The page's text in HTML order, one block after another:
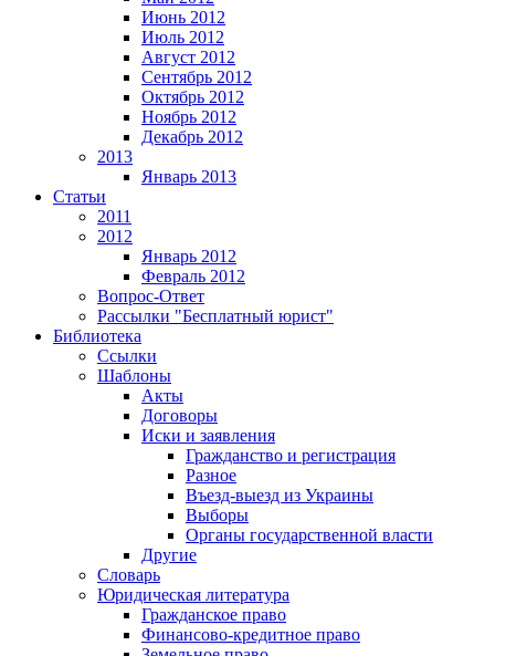
Июнь 2012
Июль 2012
Август 2012
Сентябрь 2012
Октябрь 2012
Ноябрь 2012
Декабрь 2012
2013
Январь 2013
Статьи
2011
2012
Январь 2012
Февраль 2012
Вопрос-Ответ
Рассылки "Бесплатный юрист"
Библиотека
Ссылки
Шаблоны
Акты
Договоры
Иски и заявления
Гражданство и регистрация
Разное
Въезд-выезд из Украины
Выборы
Органы государственной власти
Другие
Словарь
Юридическая литература
Гражданское право
Финансово-кредитное право